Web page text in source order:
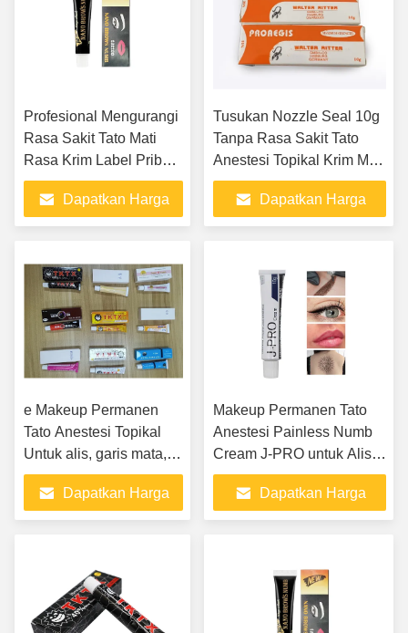
Profesional Mengurangi
Rasa Sakit Tato Mati
Rasa Krim Label Pribadi
Garansi 3 Tahun
Dapatkan Harga
Tusukan Nozzle Seal 10g
Tanpa Rasa Sakit Tato
Anestesi Topikal Krim Mati
Rasa Tanpa Rasa Sakit
Dapatkan Harga
e Makeup Permanen
Tato Anestesi Topikal
Untuk alis, garis mata,
bibir
Dapatkan Harga
Makeup Permanen Tato
Anestesi Painless Numb
Cream J-PRO untuk Alis
Bibir Eyeliner
Dapatkan Harga